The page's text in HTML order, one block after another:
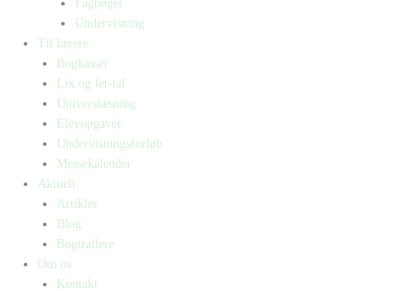
Fagbøger
Undervisning
Til lærere
Bogkasser
Lix og let-tal
Universlæsning
Elevopgaver
Undervisningsforløb
Messekalender
Aktuelt
Artikler
Blog
Bogtrailere
Om os
Kontakt